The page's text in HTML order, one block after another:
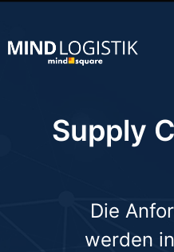
Supply
Die
werden